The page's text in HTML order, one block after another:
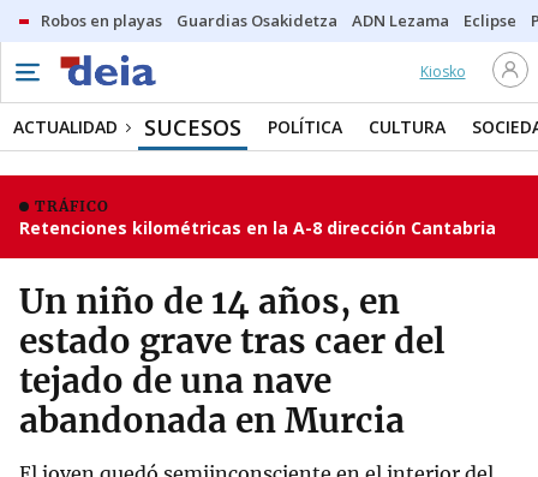
Robos en playas Guardias Osakidetza ADN Lezama Eclipse
Kiosko
ACTUALIDAD SUCESOS POLÍTICA CULTURA
TRÁFICO
Retenciones kilométricas en la A-8 dirección Cantabria
Un niño de 14 años, en
estado grave tras caer del
tejado de una nave
abandonada en Murcia